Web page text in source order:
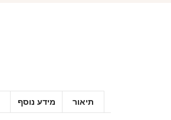
תיאור מידע נוסף